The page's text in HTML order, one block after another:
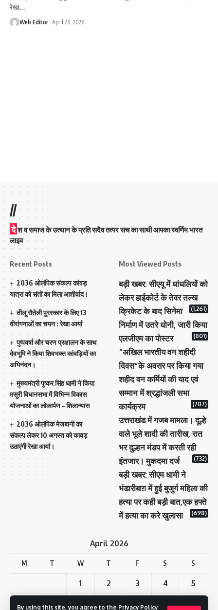
By using this site, you agree to the Privacy Policy
रेखा…
Web Editor April 26, 2026
//
दे श व समाज के उत्थान के प्रति सदैव तत्पर सच का साथी आपका स्वर्णिम भारत
लाइव
Recent Posts
2036 ओलंपिक संकल्प कांवड़
यात्रा को संतों का मिला आशीर्वाद।
तीलू रौतेली पुरस्कार के लिए 13
वीरांगनाओं का चयन : रेखा आर्या
पुष्पवर्षा और चरण प्रक्षालन के साथ
देवभूमि ने किया शिवभक्त कांवड़ियों का
अभिनंदन।
मुख्यमंत्री पुष्कर सिंह धामी ने किया
मसूरी विधानसभा में विभिन्न विकास
योजनाओं का लोकार्पण – शिलान्यास
2036 ओलंपिक मेजबानी का
संकल्प लेकर 10 अगस्त को कावड़
उठाएंगी रेखा आर्या।
Most Viewed Posts
बड़ी खबर: सीएयू में धांधलियों को
लेकर हाईकोर्ट के तेवर तल्ख
(1,261)
क्रिकेट के बाद सिनेमा
निर्माण में उतरे धोनी, जारी किया
एलजीएम का पोस्टर
(801)
“अखिल भारतीय वन शहीदी
दिवस”के अवसर पर किया गया
शहीद वन कर्मियों की याद एवं
सम्मान में श्रद्धांजली सभा
कार्यक्रम
(787)
उत्तराखंड में गजब मामला। दूल्हे
वाले भूले शादी की तारीख, रात
भर दुल्हन मंडप में करती रही
इंतजार। मुकदमा दर्ज
(732)
बड़ी खबर: सीएम धामी ने
भंडारीबाग़ में हुई बुजुर्ग महिला की
हत्या पर कही बड़ी बात,एक हफ्ते
में हत्या का करे खुलासा
(698)
April 2026
M T W T F S S
1 2 3 4 5
9 10